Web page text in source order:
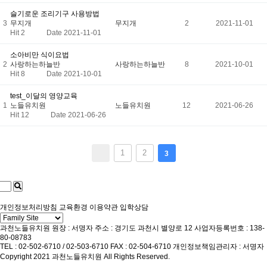
3
슬기로운 조리기구 사용방법
무지개
Hit 2
Date 2021-11-01
무지개 2 2021-11-01
2
소아비만 식이요법
사랑하는하늘반
Hit 8
Date 2021-10-01
사랑하는하늘반 8 2021-10-01
1
test_이달의 영양교육
노들유치원
Hit 12
Date 2021-06-26
노들유치원 12 2021-06-26
1 2 3
개인정보처리방침 교육환경 이용약관 입학상담
과천노들유치원 원장 : 서명자 주소 : 경기도 과천시 별양로 12 사업자등록번호 : 138-
80-08783
TEL : 02-502-6710 / 02-503-6710 FAX : 02-504-6710 개인정보책임관리자 : 서명자
Copyright 2021 과천노들유치원 All Rights Reserved.